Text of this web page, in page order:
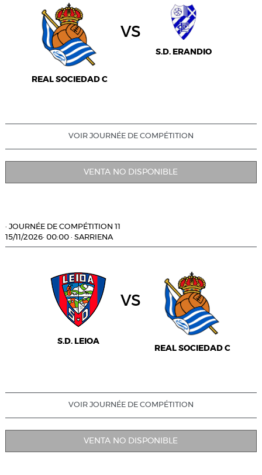
REAL SOCIEDAD C
vs
S.D. ERANDIO
VOIR JOURNÉE DE COMPÉTITION
VENTA NO DISPONIBLE
· JOURNÉE DE COMPÉTITION 11
15/11/2026· 00:00 · SARRIENA
S.D. LEIOA
vs
REAL SOCIEDAD C
VOIR JOURNÉE DE COMPÉTITION
VENTA NO DISPONIBLE